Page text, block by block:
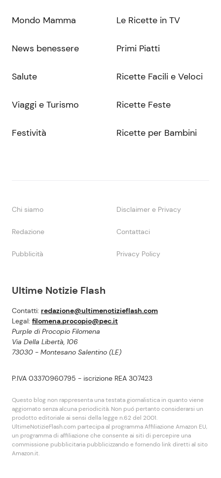
Ultime Notizie Flash
Contatti: redazione@ultimenotizieflash.com
Legal: filomena.procopio@pec.it
Purple di Procopio Filomena
Via Della Libertà, 106
73030 - Montesano Salentino (LE)
P.IVA 03370960795 - iscrizione REA 307423
Questo blog non rappresenta una testata giornalistica in quanto viene
aggiornato senza alcuna periodicità. Non puó pertanto considerarsi un
prodotto editoriale ai sensi della legge n.62 del 2001.
UltimeNotizieFlash.com partecipa al programma Affiliazione Amazon EU,
un programma di affiliazione che consente ai siti di percepire una
commissione pubblicitaria pubblicizzando e fornendo link diretti al sito
Amazon.it.
Mondo Mamma
News benessere
Salute
Viaggi e Turismo
Festività
Le Ricette in TV
Primi Piatti
Ricette Facili e Veloci
Ricette Feste
Ricette per Bambini
Chi siamo Disclaimer e Privacy
Redazione Contattaci
Pubblicità Privacy Policy